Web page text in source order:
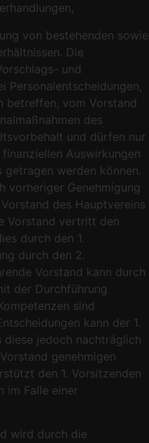
von bestehenden sowie
Die
und
Personalentscheidungen,
betreffen, vom Vorstand
des
und dürfen nur
Auswirkungen
getragen werden können.
vorheriger Genehmigung
des Hauptvereins
Vorstand vertritt den
durch den 1.
durch den 2.
Vorstand kann durch
der Durchführung
sind
kann der 1.
jedoch nachträglich
genehmigen
den 1. Vorsitzenden
im Falle einer
wird durch die